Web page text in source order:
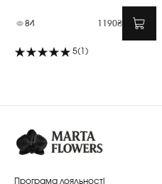
84 1190₴
5(1)
Програма лояльності